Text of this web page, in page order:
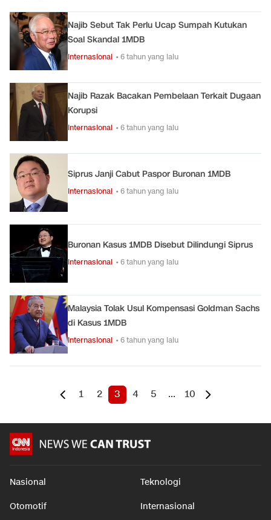
Najib Sebut Tak Perlu Ucap Sumpah Kutukan
Soal Skandal 1MDB
Internasional • 6 tahun yang lalu
Najib Razak Bacakan Pembelaan Terkait Dugaan
Korupsi
Internasional • 6 tahun yang lalu
Siprus Janji Cabut Paspor Buronan 1MDB
Internasional • 6 tahun yang lalu
Buronan Kasus 1MDB Disebut Dilindungi Siprus
Internasional • 6 tahun yang lalu
Malaysia Tolak Usul Kompensasi Goldman Sachs
di Kasus 1MDB
Internasional • 6 tahun yang lalu
1 2 3 4 5 ... 10
Nasional Teknologi
Otomotif Internasional